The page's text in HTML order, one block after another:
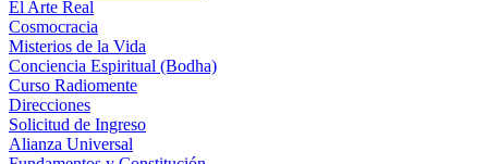
El Arte Real
Cosmocracia
Misterios de la Vida
Conciencia Espiritual (Bodha)
Curso Radiomente
Direcciones
Solicitud de Ingreso
Alianza Universal